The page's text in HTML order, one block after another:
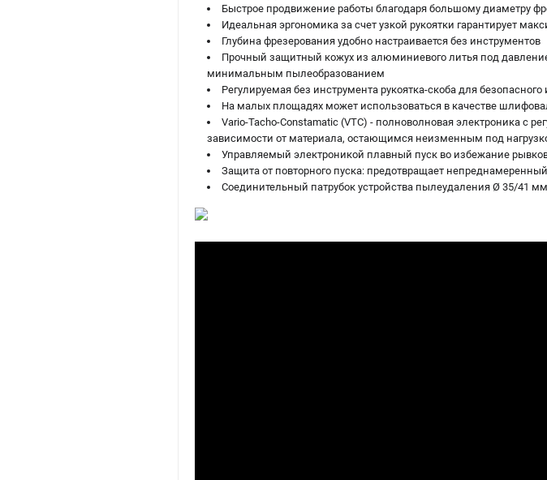
Быстрое продвижение работы благодаря большому диаметру
Идеальная эргономика за счет узкой рукоятки гарантирует
Глубина фрезерования удобно настраивается без инструментов
Прочный защитный кожух из алюминиевого литья под
минимальным пылеобразованием
Регулируемая без инструмента рукоятка-скоба для
На малых площадях может использоваться в качестве
Vario-Tacho-Constamatic (VTC) - полноволновая электроника с
зависимости от материала, остающимся неизменным под
Управляемый электроникой плавный пуск во избежание
Защита от повторного пуска: предотвращает
Соединительный патрубок устройства пылеудаления Ø 35/41 мм